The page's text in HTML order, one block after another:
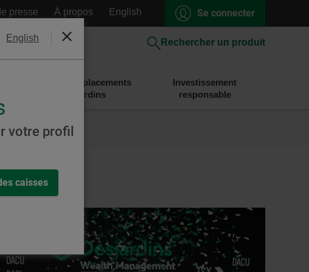
presse À propos English Se connecter
Rechercher un produit
Épargne et placements
Desjardins
Investissement
responsable
English
votre profil
caisses
Fermer